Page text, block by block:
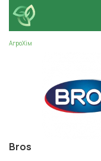
АгроХім
Bros